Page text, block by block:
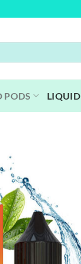
PODS LIQUID